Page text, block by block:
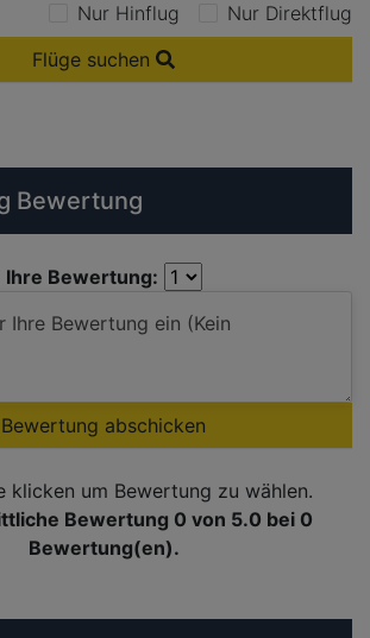
Nur Hinflug
Nur Direktflug
Flüge suchen
Bewertung
Ihre Bewertung:
Bewertung abschicken
klicken um Bewertung zu wählen.
Bewertung 0 von 5.0 bei 0
Bewertung(en).